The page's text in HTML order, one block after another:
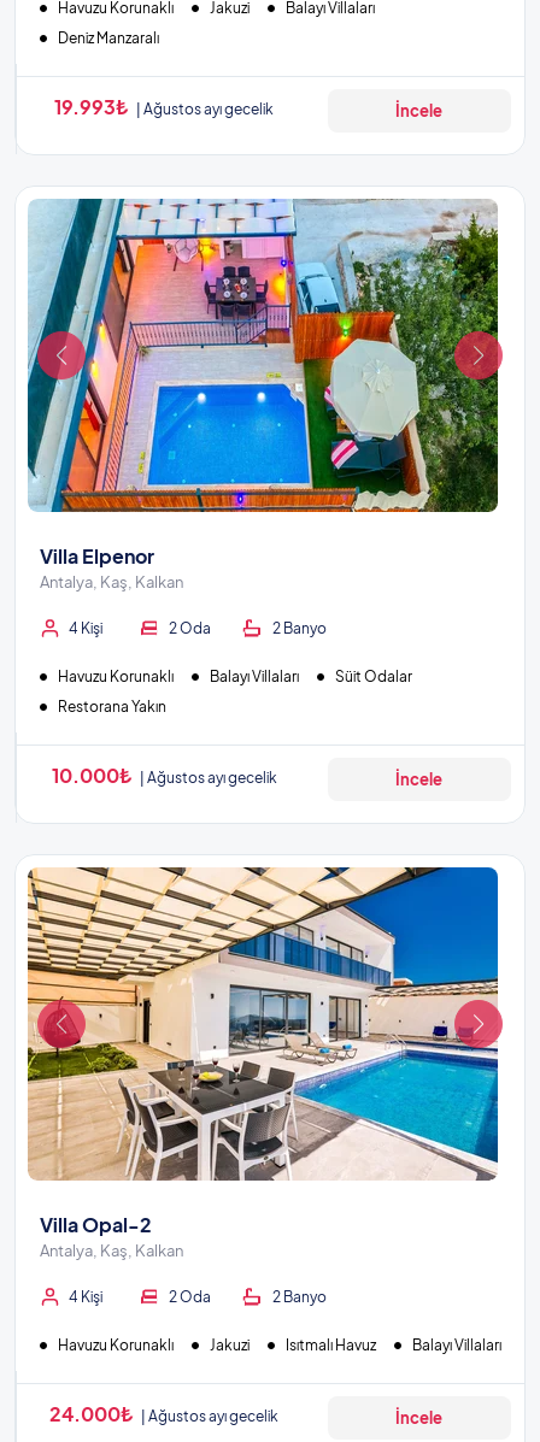
Havuzu Korunaklı Jakuzi
Balayı Villaları
Deniz Manzaralı
19.993₺ Ağustos ayı gecelik İncele
Villa Elpenor
Antalya, Kaş, Kalkan
4 Kişi 2 Oda 2 Banyo
Havuzu Korunaklı Balayı Villaları
Süit Odalar
Restorana Yakın
10.000₺ Ağustos ayı gecelik İncele
Villa Opal-2
Antalya, Kaş, Kalkan
4 Kişi 2 Oda 2 Banyo
Havuzu Korunaklı Jakuzi Isıtmalı Havuz Balayı Villaları
24.000₺ Ağustos ayı gecelik İncele